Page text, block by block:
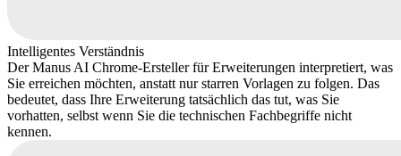
Intelligentes Verständnis
Der Manus AI Chrome-Ersteller für Erweiterungen interpretiert, was
Sie erreichen möchten, anstatt nur starren Vorlagen zu folgen. Das
bedeutet, dass Ihre Erweiterung tatsächlich das tut, was Sie
vorhatten, selbst wenn Sie die technischen Fachbegriffe nicht
kennen.